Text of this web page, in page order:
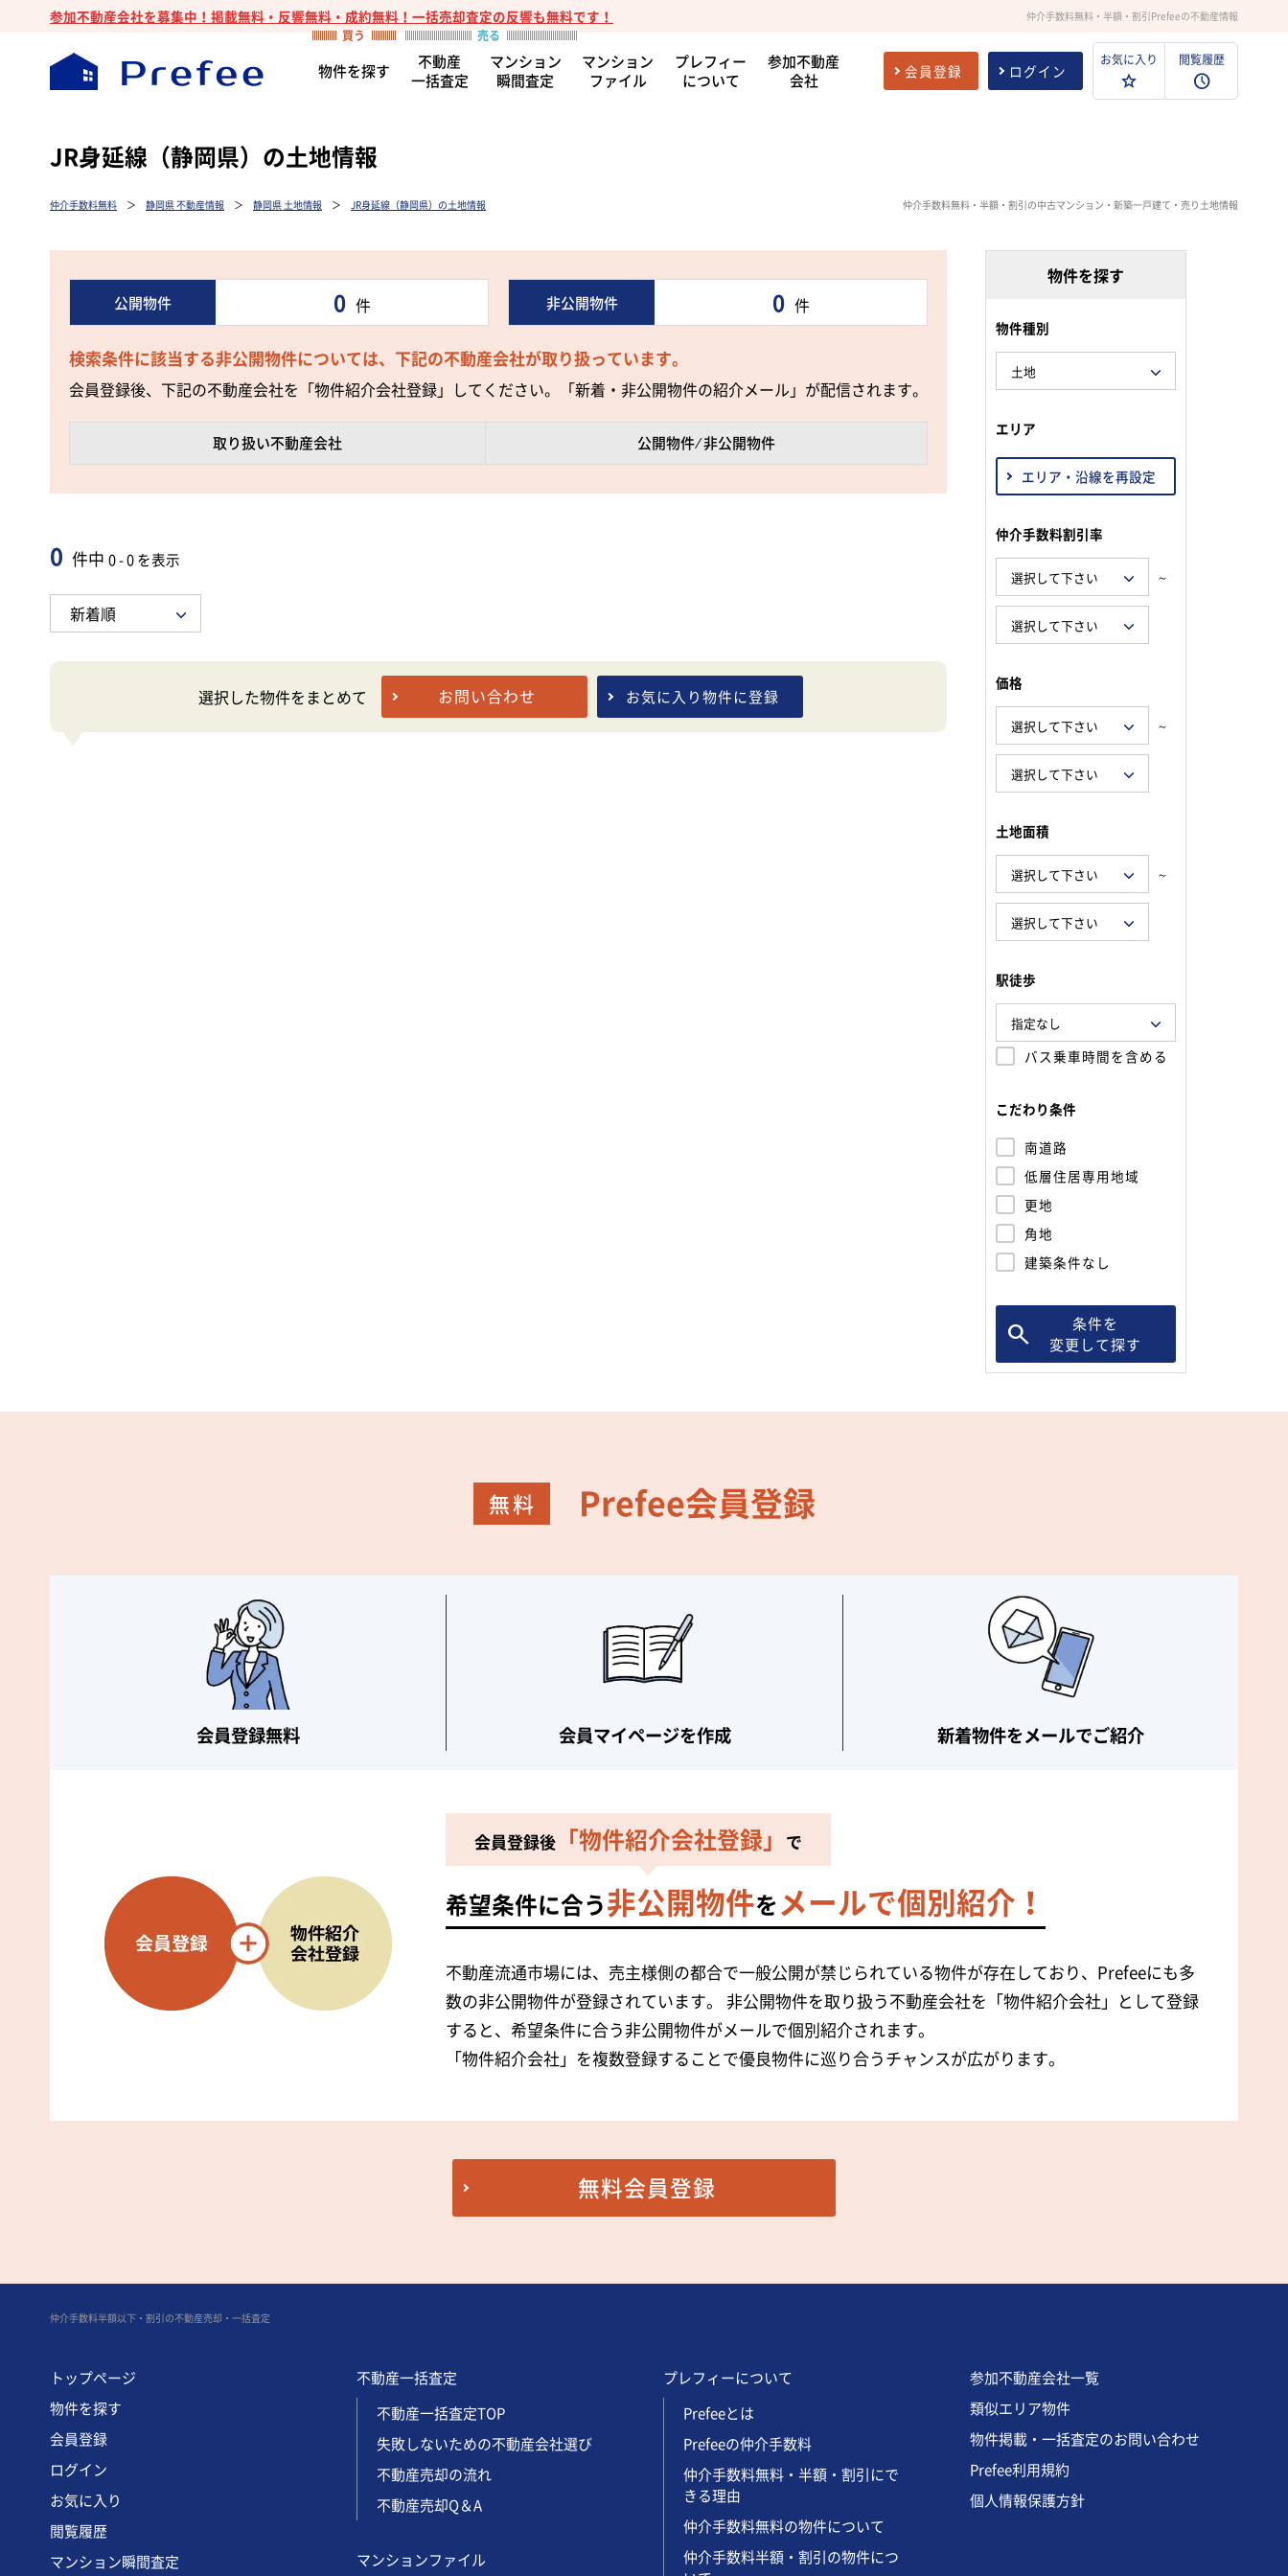
参加不動産会社を募集中！掲載無料・反響無料・成約無料！一括売却査定の反響も無料です！ 仲介手数料無料・半額・割引Prefeeの不動産情報
物件を探す
不動産
一括査定
マンション
瞬間査定
マンション
ファイル
プレフィー
について
参加不動産
会社
会員登録 ログイン
お気に入り 閲覧履歴
JR身延線（静岡県）の土地情報
仲介手数料無料 ＞ 静岡県 不動産情報 ＞ 静岡県 土地情報 ＞ JR身延線（静岡県）の土地情報 仲介手数料無料・半額・割引の中古マンション・新築一戸建て・売り土地情報
公開物件 0 件 非公開物件 0 件
検索条件に該当する非公開物件については、下記の不動産会社が取り扱っています。
会員登録後、下記の不動産会社を「物件紹介会社登録」してください。「新着・非公開物件の紹介メール」が配信されます。
取り扱い不動産会社 公開物件 ⁄ 非公開物件
0 件中 0 - 0 を表示
選択した物件をまとめて お問い合わせ お気に入り物件に登録
物件を探す
物件種別
エリア
エリア・沿線を再設定
仲介手数料割引率
～
価格
～
土地面積
～
駅徒歩
バス乗車時間を含める
こだわり条件
南道路
低層住居専用地域
更地
角地
建築条件なし
条件を
変更して探す
Prefee会員登録
会員登録無料 会員マイページを作成 新着物件をメールでご紹介
会員登録後 「物件紹介会社登録」 で
希望条件に合う非公開物件をメールで個別紹介！
不動産流通市場には、売主様側の都合で一般公開が禁じられている物件が存在しており、Prefeeにも多
数の非公開物件が登録されています。 非公開物件を取り扱う不動産会社を「物件紹介会社」として登録
すると、希望条件に合う非公開物件がメールで個別紹介されます。
「物件紹介会社」を複数登録することで優良物件に巡り合うチャンスが広がります。
無料会員登録
仲介手数料半額以下・割引の不動産売却・一括査定
トップページ
物件を探す
会員登録
ログイン
お気に入り
閲覧履歴
マンション瞬間査定
不動産一括査定
不動産一括査定TOP
失敗しないための不動産会社選び
不動産売却の流れ
不動産売却Q＆A
マンションファイル
プレフィーについて
Prefeeとは
Prefeeの仲介手数料
仲介手数料無料・半額・割引にで
きる理由
仲介手数料無料の物件について
仲介手数料半額・割引の物件につ
参加不動産会社一覧
類似エリア物件
物件掲載・一括査定のお問い合わせ
Prefee利用規約
個人情報保護方針